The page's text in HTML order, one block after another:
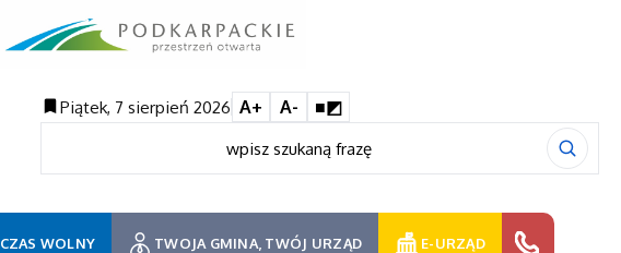
Piątek, 7 sierpień 2026 A+ A- ■◩
CZAS WOLNY TWOJA GMINA, TWÓJ URZĄD E-URZĄD